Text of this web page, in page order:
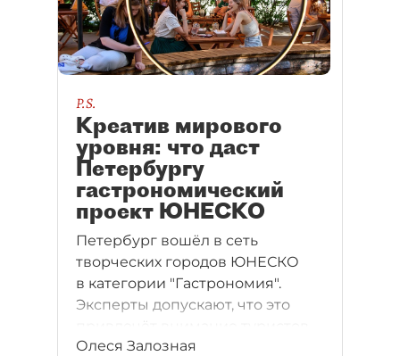
P.S.
Креатив мирового
уровня: что даст
Петербургу
гастрономический
проект ЮНЕСКО
Петербург вошёл в сеть
творческих городов ЮНЕСКО
в категории "Гастрономия".
Эксперты допускают, что это
привлечёт внимание туристов.
Но только если город сам
Олеся Залозная